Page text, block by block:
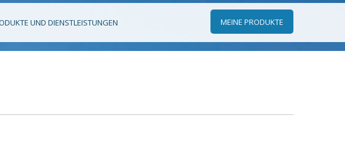
UND DIENSTLEISTUNGEN MEINE PRODUKTE